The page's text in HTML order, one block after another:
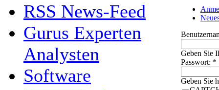
RSS News-Feed
Gurus Experten
Analysten
Software
Geben Sie
Passwort: *
Geben Sie